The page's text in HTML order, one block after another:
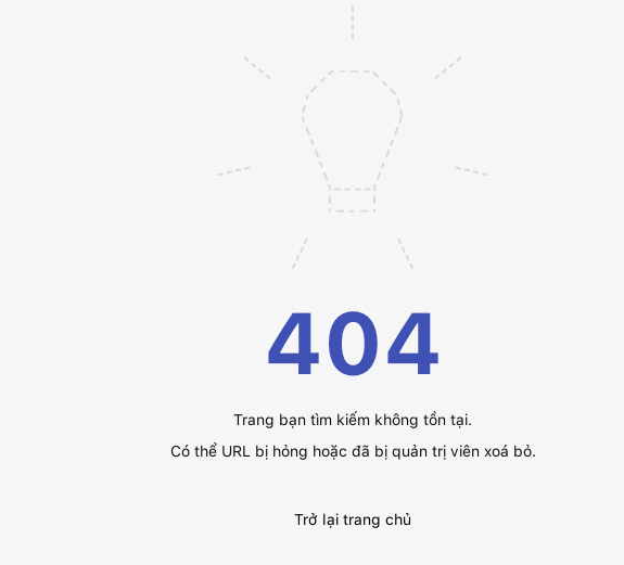
404
Trang bạn tìm kiếm không tồn tại.
Có thể URL bị hỏng hoặc đã bị quản trị viên xoá bỏ.
Trở lại trang chủ